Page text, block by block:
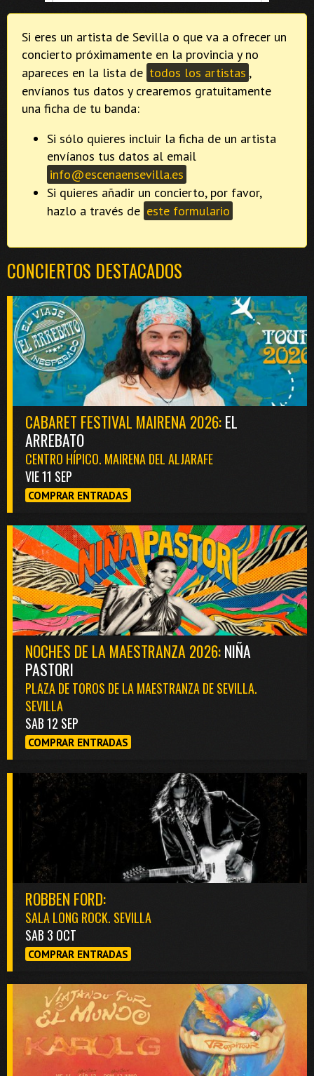
Si eres un artista de Sevilla o que va a ofrecer un
concierto próximamente en la provincia y no
apareces en la lista de todos los artistas ,
envíanos tus datos y crearemos gratuitamente
una ficha de tu banda:
Si sólo quieres incluir la ficha de un artista
envíanos tus datos al email
info@escenaensevilla.es
Si quieres añadir un concierto, por favor,
hazlo a través de este formulario
CONCIERTOS DESTACADOS
CABARET FESTIVAL MAIRENA 2026:EL
ARREBATO
CENTRO HÍPICO. MAIRENA DEL ALJARAFE
VIE 11 SEP
COMPRAR ENTRADAS
NOCHES DE LA MAESTRANZA 2026:NIÑA
PASTORI
PLAZA DE TOROS DE LA MAESTRANZA DE SEVILLA.
SEVILLA
SAB 12 SEP
COMPRAR ENTRADAS
ROBBEN FORD:
SALA LONG ROCK. SEVILLA
SAB 3 OCT
COMPRAR ENTRADAS